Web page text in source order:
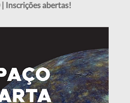
Inscrições abertas!